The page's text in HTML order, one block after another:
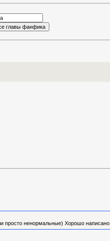
просто ненормальные) Хорошо написано.